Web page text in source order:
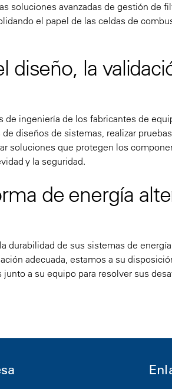
soluciones avanzadas de gestión de
el papel de las celdas de
diseño, la
ingeniería de los fabricantes de
diseños de sistemas, realizar
soluciones que protegen los
y la seguridad.
de energía
durabilidad de sus sistemas de
adecuada, estamos a su
a su equipo para resolver sus